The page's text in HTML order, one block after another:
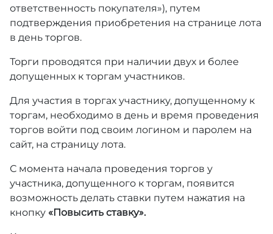
ответственность покупателя»), путем
подтверждения приобретения на странице лота
в день торгов.
Торги проводятся при наличии двух и более
допущенных к торгам участников.
Для участия в торгах участнику, допущенному к
торгам, необходимо в день и время проведения
торгов войти под своим логином и паролем на
сайт, на страницу лота.
С момента начала проведения торгов у
участника, допущенного к торгам, появится
возможность делать ставки путем нажатия на
кнопку «Повысить ставку».